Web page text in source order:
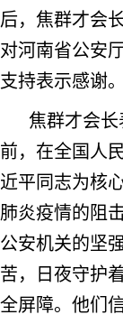
后，焦群才会
对河南省公安
支持表示感谢。
焦群才会
前，在全国人
近平同志为核
肺炎疫情的阻
公安机关的坚
苦，日夜守护
全屏障。他们